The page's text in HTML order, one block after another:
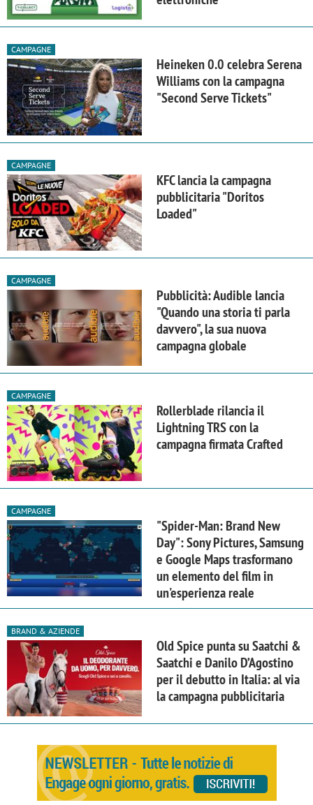
CAMPAGNE
Heineken 0.0 celebra Serena
Williams con la campagna
"Second Serve Tickets"
CAMPAGNE
KFC lancia la campagna
pubblicitaria "Doritos
Loaded"
CAMPAGNE
Pubblicità: Audible lancia
"Quando una storia ti parla
davvero", la sua nuova
campagna globale
CAMPAGNE
Rollerblade rilancia il
Lightning TRS con la
campagna firmata Crafted
CAMPAGNE
"Spider-Man: Brand New
Day": Sony Pictures, Samsung
e Google Maps trasformano
un elemento del film in
un'esperienza reale
BRAND & AZIENDE
Old Spice punta su Saatchi &
Saatchi e Danilo D’Agostino
per il debutto in Italia: al via
la campagna pubblicitaria